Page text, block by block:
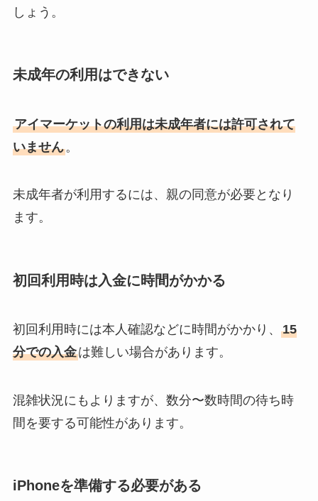
しょう。
未成年の利用はできない
アイマーケットの利用は未成年者には許可されて
いません。
未成年者が利用するには、親の同意が必要となり
ます。
初回利用時は入金に時間がかかる
初回利用時には本人確認などに時間がかかり、 15
分での入金は難しい場合があります。
混雑状況にもよりますが、数分〜数時間の待ち時
間を要する可能性があります。
iPhoneを準備する必要がある